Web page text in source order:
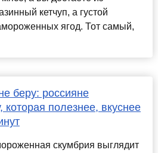
кетчуп, а густой
ягод. Тот самый,
беру: россияне
которая полезнее, вкуснее
скумбрия выглядит